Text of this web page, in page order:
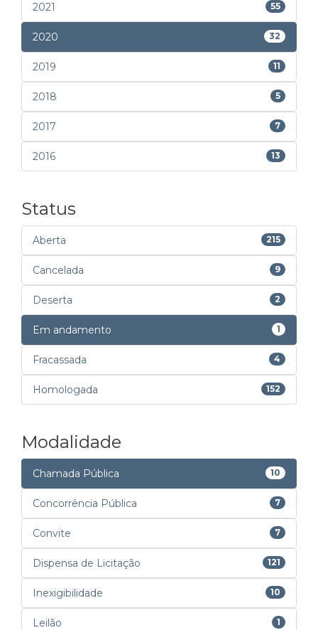
2021 55
2020 32
2019 11
2018 5
2017 7
2016 13
Status
Aberta 215
Cancelada 9
Deserta 2
Em andamento 1
Fracassada 4
Homologada 152
Modalidade
Chamada Pública 10
Concorrência Pública 7
Convite 7
Dispensa de Licitação 121
Inexigibilidade 10
Leilão 1